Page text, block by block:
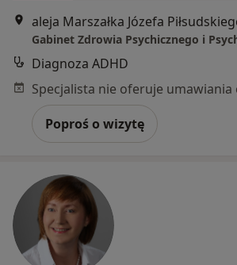
aleja Marszałka Józefa
Gabinet Zdrowia Psychicznego i
Diagnoza ADHD
Poproś o wizytę